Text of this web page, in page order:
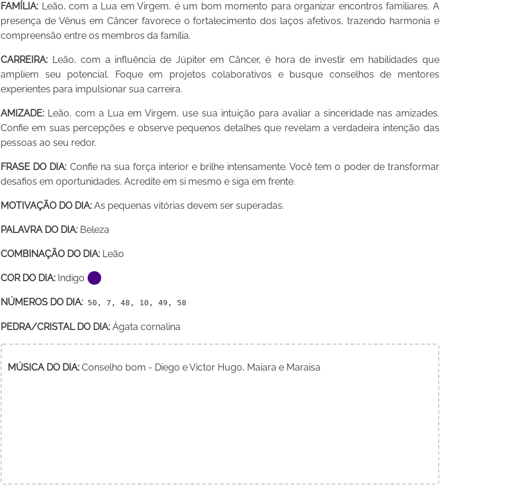
FAMÍLIA: Leão, com a Lua em Virgem, é um bom momento para organizar encontros familiares. A
presença de Vênus em Câncer favorece o fortalecimento dos laços afetivos, trazendo harmonia e
compreensão entre os membros da família.
CARREIRA: Leão, com a influência de Júpiter em Câncer, é hora de investir em habilidades que
ampliem seu potencial. Foque em projetos colaborativos e busque conselhos de mentores
experientes para impulsionar sua carreira.
AMIZADE: Leão, com a Lua em Virgem, use sua intuição para avaliar a sinceridade nas amizades.
Confie em suas percepções e observe pequenos detalhes que revelam a verdadeira intenção das
pessoas ao seu redor.
FRASE DO DIA: Confie na sua força interior e brilhe intensamente. Você tem o poder de transformar
desafios em oportunidades. Acredite em si mesmo e siga em frente.
MOTIVAÇÃO DO DIA: As pequenas vitórias devem ser superadas.
PALAVRA DO DIA: Beleza
COMBINAÇÃO DO DIA: Leão
COR DO DIA: Indigo
NÚMEROS DO DIA: 50, 7, 48, 10, 49, 58
PEDRA/CRISTAL DO DIA: Ágata cornalina
MÚSICA DO DIA: Conselho bom - Diego e Victor Hugo, Maiara e Maraisa